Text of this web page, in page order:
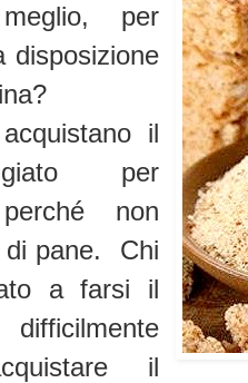
per
disposizione
il
per
non
di pane. Chi
a farsi il
il